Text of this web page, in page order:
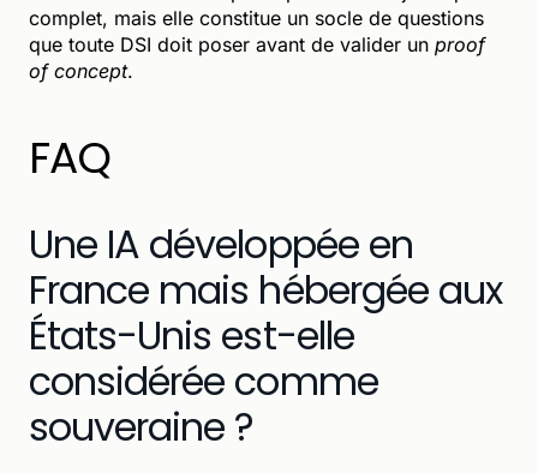
complet, mais elle constitue un socle de questions
que toute DSI doit poser avant de valider un proof
of concept.
FAQ
Une IA développée en
France mais hébergée aux
États-Unis est-elle
considérée comme
souveraine ?